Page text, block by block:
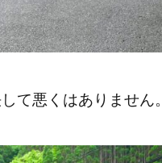
て悪くはありません。